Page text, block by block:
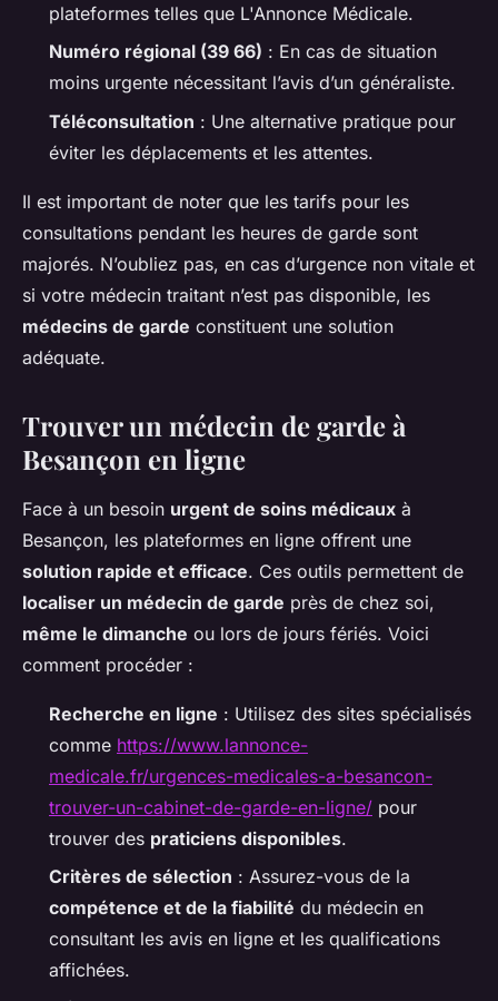
plateformes telles que L'Annonce Médicale.
Numéro régional (39 66) : En cas de situation
moins urgente nécessitant l’avis d’un généraliste.
Téléconsultation : Une alternative pratique pour
éviter les déplacements et les attentes.
Il est important de noter que les tarifs pour les
consultations pendant les heures de garde sont
majorés. N’oubliez pas, en cas d’urgence non vitale et
si votre médecin traitant n’est pas disponible, les
médecins de garde constituent une solution
adéquate.
Trouver un médecin de garde à
Besançon en ligne
Face à un besoin urgent de soins médicaux à
Besançon, les plateformes en ligne offrent une
solution rapide et efficace. Ces outils permettent de
localiser un médecin de garde près de chez soi,
même le dimanche ou lors de jours fériés. Voici
comment procéder :
Recherche en ligne : Utilisez des sites spécialisés
comme https://www.lannonce-
medicale.fr/urgences-medicales-a-besancon-
trouver-un-cabinet-de-garde-en-ligne/ pour
trouver des praticiens disponibles.
Critères de sélection : Assurez-vous de la
compétence et de la fiabilité du médecin en
consultant les avis en ligne et les qualifications
affichées.